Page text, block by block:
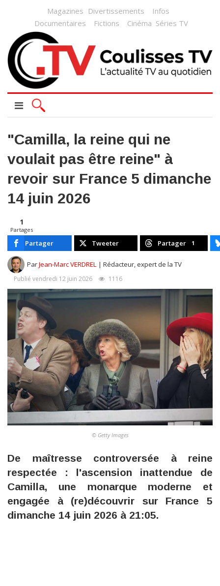
Magazines Divertissements
Infos
Documentaires
Fictions Cinéma Séries TV
"Camilla, la reine qui ne
voulait pas être reine" à
revoir sur France 5 dimanche
14 juin 2026
1
Partages
Partager Tweeter Partager 1
ParJean-Marc VERDREL | Rédacteur, expert de la TV
Publié vendredi 12 juin 2026 1116
© Getty Images
De maîtresse controversée à reine
respectée : l'ascension inattendue de
Camilla, une monarque moderne et
engagée à (re)découvrir sur France 5
dimanche 14 juin 2026 à 21:05.